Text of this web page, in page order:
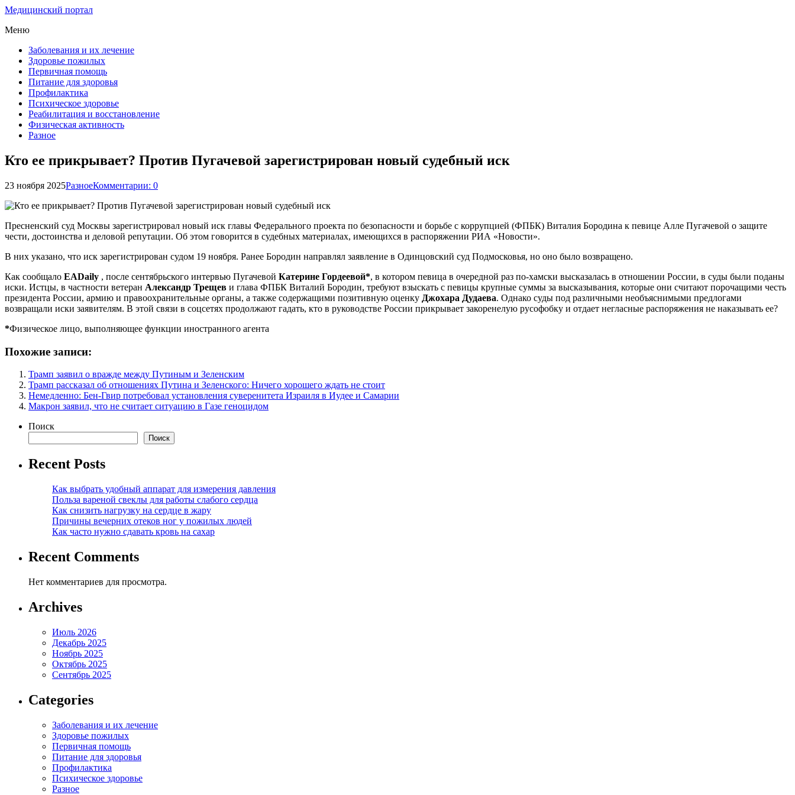
Медицинский портал
Меню
Заболевания и их лечение
Здоровье пожилых
Первичная помощь
Питание для здоровья
Профилактика
Психическое здоровье
Реабилитация и восстановление
Физическая активность
Разное
Кто ее прикрывает? Против Пугачевой зарегистрирован новый судебный иск
23 ноября 2025РазноеКомментарии: 0
Пресненский суд Москвы зарегистрировал новый иск главы Федерального проекта по безопасности и борьбе с коррупцией (ФПБК) Виталия Бородина к певице Алле Пугачевой о защите
чести, достоинства и деловой репутации. Об этом говорится в судебных материалах, имеющихся в распоряжении РИА «Новости».
В них указано, что иск зарегистрирован судом 19 ноября. Ранее Бородин направлял заявление в Одинцовский суд Подмосковья, но оно было возвращено.
Как сообщало EADaily , после сентябрьского интервью Пугачевой Катерине Гордеевой*, в котором певица в очередной раз по-хамски высказалась в отношении России, в суды были поданы
иски. Истцы, в частности ветеран Александр Трещев и глава ФПБК Виталий Бородин, требуют взыскать с певицы крупные суммы за высказывания, которые они считают порочащими честь
президента России, армию и правоохранительные органы, а также содержащими позитивную оценку Джохара Дудаева. Однако суды под различными необъяснимыми предлогами
возвращали иски заявителям. В этой связи в соцсетях продолжают гадать, кто в руководстве России прикрывает закоренелую русофобку и отдает негласные распоряжения не наказывать ее?
*Физическое лицо, выполняющее функции иностранного агента
Похожие записи:
Трамп заявил о вражде между Путиным и Зеленским
Трамп рассказал об отношениях Путина и Зеленского: Ничего хорошего ждать не стоит
Немедленно: Бен-Гвир потребовал установления суверенитета Израиля в Иудее и Самарии
Макрон заявил, что не считает ситуацию в Газе геноцидом
Поиск
Поиск
Recent Posts
Как выбрать удобный аппарат для измерения давления
Польза вареной свеклы для работы слабого сердца
Как снизить нагрузку на сердце в жару
Причины вечерних отеков ног у пожилых людей
Как часто нужно сдавать кровь на сахар
Recent Comments
Нет комментариев для просмотра.
Archives
Июль 2026
Декабрь 2025
Ноябрь 2025
Октябрь 2025
Сентябрь 2025
Categories
Заболевания и их лечение
Здоровье пожилых
Первичная помощь
Питание для здоровья
Профилактика
Психическое здоровье
Разное